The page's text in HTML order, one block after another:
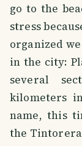
go to the
stress
organized
in the city:
several
kilometers
name, this
the